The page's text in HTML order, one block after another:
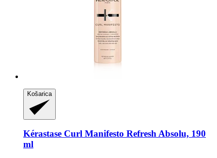
Košarica
Kérastase Curl Manifesto Refresh Absolu, 190
ml